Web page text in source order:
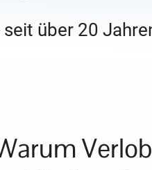
seit über 20